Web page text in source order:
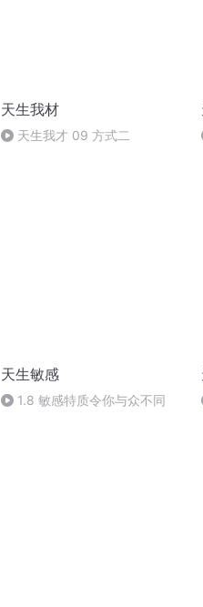
天生我材
天生我才 09 方式二
天生敏感
1.8 敏感特质令你与众不同